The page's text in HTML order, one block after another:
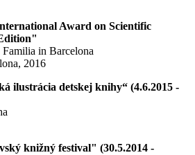
Award on Scientific
in Barcelona
2016
ilustrácia detskej knihy“ (4.6.2015 -
knižný festival" (30.5.2014 -